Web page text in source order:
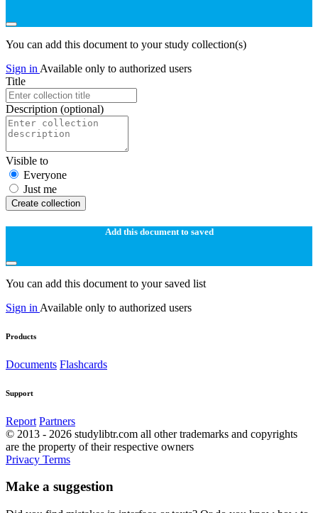
You can add this document to your study collection(s)
Sign in Available only to authorized users
Title
Description (optional)
Visible to
Everyone
Just me
Create collection
Add this document to saved
You can add this document to your saved list
Sign in Available only to authorized users
Products
Documents Flashcards
Support
Report Partners
© 2013 - 2026 studylibtr.com all other trademarks and copyrights
are the property of their respective owners
Privacy Terms
Make a suggestion